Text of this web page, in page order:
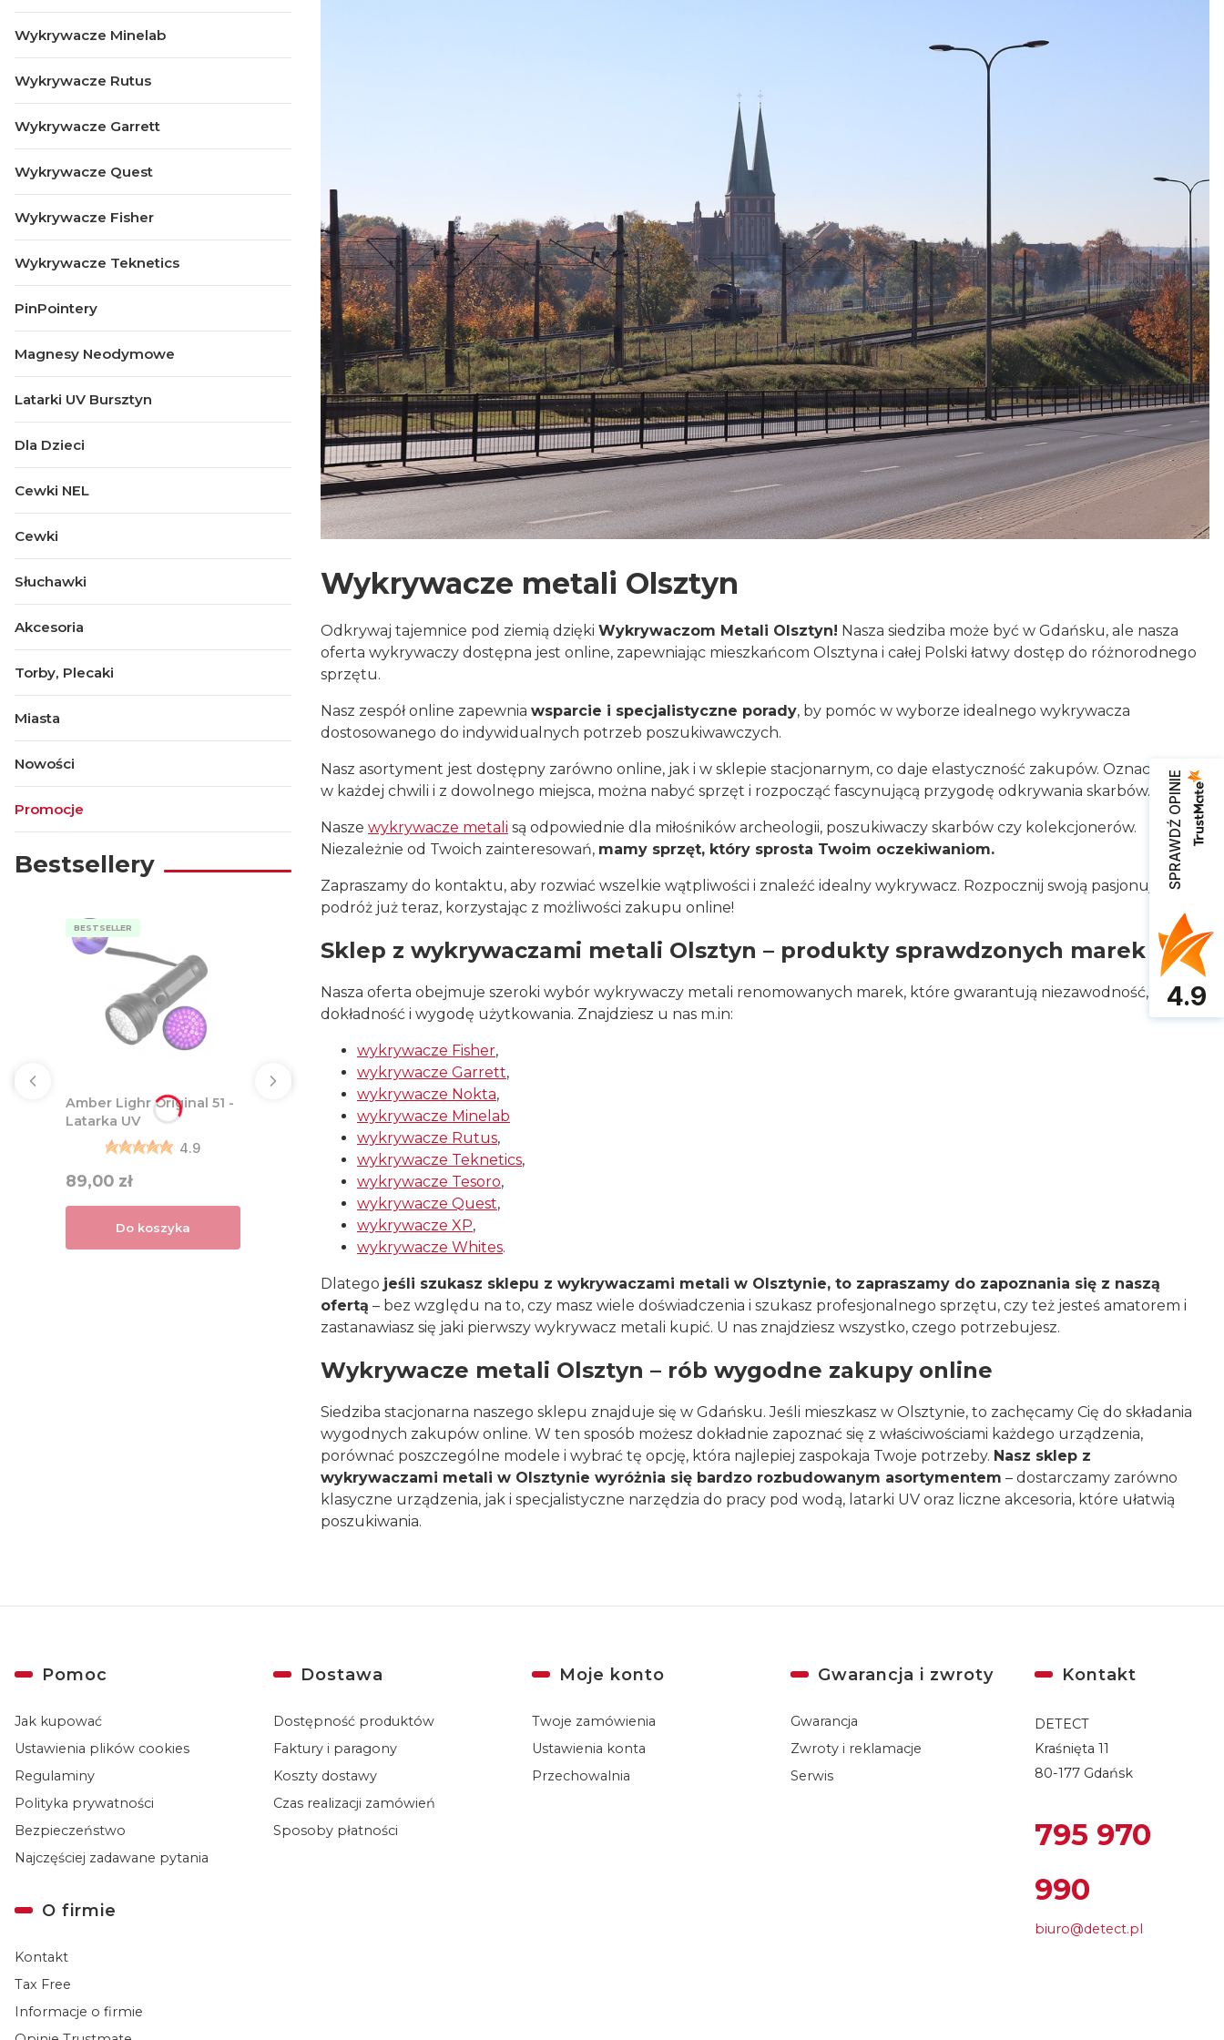
Wykrywacze Minelab
Wykrywacze Rutus
Wykrywacze Garrett
Wykrywacze Quest
Wykrywacze Fisher
Wykrywacze Teknetics
PinPointery
Magnesy Neodymowe
Latarki UV Bursztyn
Dla Dzieci
Cewki NEL
Cewki
Słuchawki
Akcesoria
Torby, Plecaki
Miasta
Nowości
Promocje
Bestsellery
BESTSELLER
Amber Lighr Original 51 -
Latarka UV
4.9
Cena
89,00 zł
Do koszyka
Wykrywacze metali Olsztyn
Odkrywaj tajemnice pod ziemią dzięki Wykrywaczom Metali Olsztyn! Nasza siedziba może być w Gdańsku, ale nasza
oferta wykrywaczy dostępna jest online, zapewniając mieszkańcom Olsztyna i całej Polski łatwy dostęp do różnorodnego
sprzętu.
Nasz zespół online zapewnia wsparcie i specjalistyczne porady, by pomóc w wyborze idealnego wykrywacza
dostosowanego do indywidualnych potrzeb poszukiwawczych.
Nasz asortyment jest dostępny zarówno online, jak i w sklepie stacjonarnym, co daje elastyczność zakupów. Oznacza to, że
w każdej chwili i z dowolnego miejsca, można nabyć sprzęt i rozpocząć fascynującą przygodę odkrywania skarbów.
Nasze wykrywacze metali są odpowiednie dla miłośników archeologii, poszukiwaczy skarbów czy kolekcjonerów.
Niezależnie od Twoich zainteresowań, mamy sprzęt, który sprosta Twoim oczekiwaniom.
Zapraszamy do kontaktu, aby rozwiać wszelkie wątpliwości i znaleźć idealny wykrywacz. Rozpocznij swoją pasjonującą
podróż już teraz, korzystając z możliwości zakupu online!
Sklep z wykrywaczami metali Olsztyn – produkty sprawdzonych marek
Nasza oferta obejmuje szeroki wybór wykrywaczy metali renomowanych marek, które gwarantują niezawodność,
dokładność i wygodę użytkowania. Znajdziesz u nas m.in:
wykrywacze Fisher,
wykrywacze Garrett,
wykrywacze Nokta,
wykrywacze Minelab
wykrywacze Rutus,
wykrywacze Teknetics,
wykrywacze Tesoro,
wykrywacze Quest,
wykrywacze XP,
wykrywacze Whites.
Dlatego jeśli szukasz sklepu z wykrywaczami metali w Olsztynie, to zapraszamy do zapoznania się z naszą
ofertą – bez względu na to, czy masz wiele doświadczenia i szukasz profesjonalnego sprzętu, czy też jesteś amatorem i
zastanawiasz się jaki pierwszy wykrywacz metali kupić. U nas znajdziesz wszystko, czego potrzebujesz.
Wykrywacze metali Olsztyn – rób wygodne zakupy online
Siedziba stacjonarna naszego sklepu znajduje się w Gdańsku. Jeśli mieszkasz w Olsztynie, to zachęcamy Cię do składania
wygodnych zakupów online. W ten sposób możesz dokładnie zapoznać się z właściwościami każdego urządzenia,
porównać poszczególne modele i wybrać tę opcję, która najlepiej zaspokaja Twoje potrzeby. Nasz sklep z
wykrywaczami metali w Olsztynie wyróżnia się bardzo rozbudowanym asortymentem – dostarczamy zarówno
klasyczne urządzenia, jak i specjalistyczne narzędzia do pracy pod wodą, latarki UV oraz liczne akcesoria, które ułatwią
poszukiwania.
Linki w stopce
Pomoc
Jak kupować
Ustawienia plików cookies
Regulaminy
Polityka prywatności
Bezpieczeństwo
Najczęściej zadawane pytania
Dostawa
Dostępność produktów
Faktury i paragony
Koszty dostawy
Czas realizacji zamówień
Sposoby płatności
Moje konto
Twoje zamówienia
Ustawienia konta
Przechowalnia
Gwarancja i zwroty
Gwarancja
Zwroty i reklamacje
Serwis
O firmie
Kontakt
Tax Free
Informacje o firmie
Kontakt
DETECT
Kraśnięta 11
80-177 Gdańsk
795 970
990
biuro@detect.pl
SPRAWDŹ OPINIE
4.9